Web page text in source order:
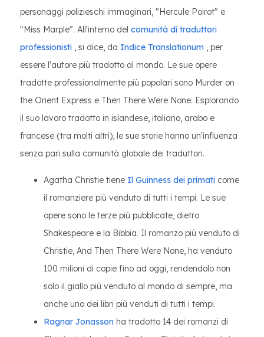
personaggi polizieschi immaginari, "Hercule Poirot" e
"Miss Marple". All'interno del comunità di traduttori
professionisti , si dice, da Indice Translationum , per
essere l'autore più tradotto al mondo. Le sue opere
tradotte professionalmente più popolari sono Murder on
the Orient Express e Then There Were None. Esplorando
il suo lavoro tradotto in islandese, italiano, arabo e
francese (tra molti altri), le sue storie hanno un'influenza
senza pari sulla comunità globale dei traduttori.
Agatha Christie tiene Il Guinness dei primati come
il romanziere più venduto di tutti i tempi. Le sue
opere sono le terze più pubblicate, dietro
Shakespeare e la Bibbia. Il romanzo più venduto di
Christie, And Then There Were None, ha venduto
100 milioni di copie fino ad oggi, rendendolo non
solo il giallo più venduto al mondo di sempre, ma
anche uno dei libri più venduti di tutti i tempi.
Ragnar Jonasson ha tradotto 14 dei romanzi di